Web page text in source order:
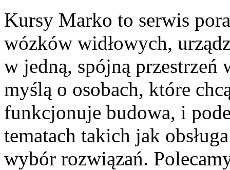
Kursy Marko to serwis
wózków widłowych,
w jedną, spójną przestrzeń
myślą o osobach, które
funkcjonuje budowa, i
tematach takich jak
wybór rozwiązań.